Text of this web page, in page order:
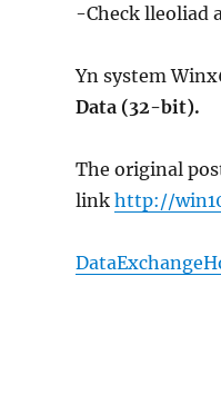
-Check lleoliad
Yn system
Data (32-bit).
The original
link http://